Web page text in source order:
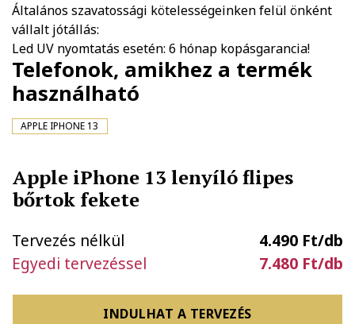
Általános szavatossági kötelességeinken felül önként
vállalt jótállás:
Led UV nyomtatás esetén: 6 hónap kopásgarancia!
Telefonok, amikhez a termék
használható
APPLE IPHONE 13
Apple iPhone 13 lenyíló flipes
bőrtok fekete
Tervezés nélkül
4.490 Ft/db
Egyedi tervezéssel
7.480 Ft/db
INDULHAT A TERVEZÉS